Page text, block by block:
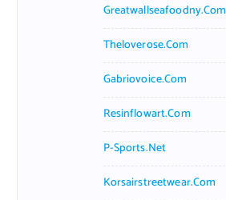
Greatwallseafoodny.com
Theloverose.com
Gabriovoice.com
Resinflowart.com
P-Sports.net
Korsairstreetwear.com